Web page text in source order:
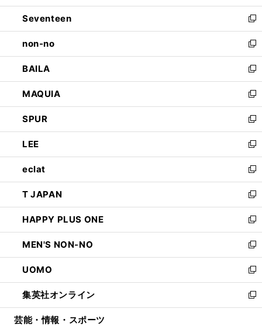
開
く
ウ
で
開
く
ン
ド
ウ
で
開
く
Seventeen
新
し
い
ウ
ィ
ン
ド
ウ
で
開
く
non-no
新
し
い
ウ
ィ
ン
ド
ウ
で
開
く
BAILA
新
し
い
ウ
ィ
ン
ド
ウ
で
開
く
MAQUIA
新
し
い
ウ
ィ
ン
ド
ウ
で
開
く
SPUR
新
し
い
ウ
ィ
ン
ド
ウ
で
開
く
LEE
新
し
い
ウ
ィ
ン
ド
ウ
で
開
く
eclat
新
し
い
ウ
ィ
ン
ド
ウ
で
開
く
T JAPAN
新
し
い
ウ
ィ
ン
ド
ウ
で
開
HAPPY PLUS ONE
新
し
い
ウ
ィ
ン
ド
ウ
MEN'S NON-NO
新
し
い
ウ
ィ
ン
UOMO
新
し
い
ウ
集英社オンライン
新
し
芸能・情報・スポーツ